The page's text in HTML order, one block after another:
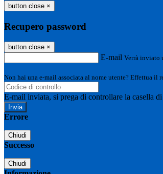
button close ×
Recupero password
button close ×
E-mail Verrà inviato
Non hai una e-mail associata al nome utente? Effettua il
E-mail inviata, si prega di controllare la casella
Errore
Chiudi
Successo
Chiudi